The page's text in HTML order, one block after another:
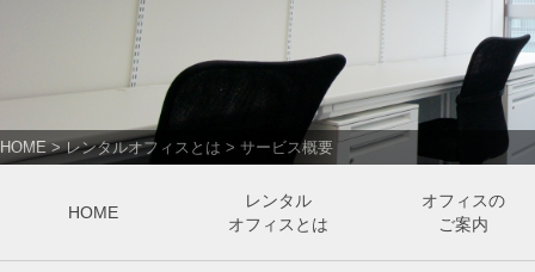
HOME>レンタルオフィスとは > サービス概要
HOME
レンタル
オフィスとは
オフィスの
ご案内